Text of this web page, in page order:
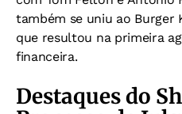
também se uniu ao Burger
que resultou na primeira
financeira.
Destaques do